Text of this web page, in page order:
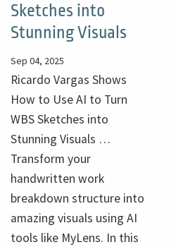
Sketches into
Stunning Visuals
Sep 04, 2025
Ricardo Vargas Shows
How to Use AI to Turn
WBS Sketches into
Stunning Visuals …
Transform your
handwritten work
breakdown structure into
amazing visuals using AI
tools like MyLens. In this